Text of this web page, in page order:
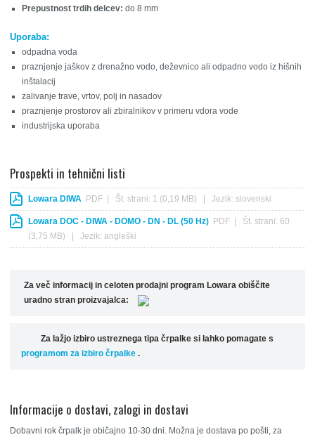
Prepustnost trdih delcev: do 8 mm
Uporaba:
odpadna voda
praznjenje jaškov z drenažno vodo, deževnico ali odpadno vodo iz hišnih
inštalacij
zalivanje trave, vrtov, polj in nasadov
praznjenje prostorov ali zbiralnikov v primeru vdora vode
industrijska uporaba
Prospekti in tehnični listi
Lowara DIWA PDF | Št. strani: 1 (0,19 MB) | Jezik: slovenski
Lowara DOC - DIWA - DOMO - DN - DL (50 Hz) PDF | Št. strani: 60
(3,75 MB) | Jezik: angleški
Za več informacij in celoten prodajni program Lowara obiščite
uradno stran proizvajalca:
Za lažjo izbiro ustreznega tipa črpalke si lahko pomagate s
programom za izbiro črpalke .
Informacije o dostavi, zalogi in dostavi
Dobavni rok črpalk je običajno 10-30 dni. Možna je dostava po pošti, za